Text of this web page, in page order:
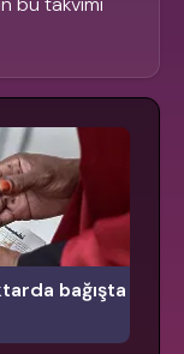
bağışta